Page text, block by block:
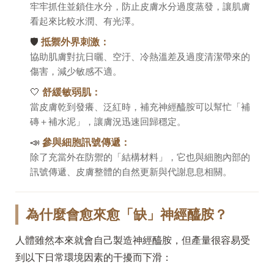
牢牢抓住並鎖住水分，防止皮膚水分過度蒸發，讓肌膚
看起來比較水潤、有光澤。
🛡️ 抵禦外界刺激：
協助肌膚對抗日曬、空汙、冷熱溫差及過度清潔帶來的
傷害，減少敏感不適。
🤍 舒緩敏弱肌：
當皮膚乾到發癢、泛紅時，補充神經醯胺可以幫忙「補
磚＋補水泥」，讓膚況迅速回歸穩定。
📣 參與細胞訊號傳遞：
除了充當外在防禦的「結構材料」，它也與細胞內部的
訊號傳遞、皮膚整體的自然更新與代謝息息相關。
為什麼會愈來愈「缺」神經醯胺？
人體雖然本來就會自己製造神經醯胺，但產量很容易受
到以下日常環境因素的干擾而下滑：